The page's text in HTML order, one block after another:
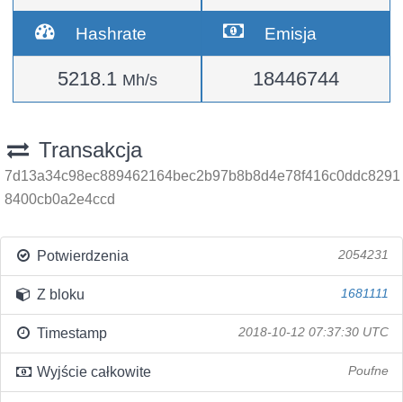
Hashrate
5218.1 Mh/s
Emisja
18446744
Transakcja
7d13a34c98ec889462164bec2b97b8b8d4e78f416c0ddc8291
8400cb0a2e4ccd
Potwierdzenia 2054231
Z bloku 1681111
Timestamp 2018-10-12 07:37:30 UTC
Wyjście całkowite Poufne